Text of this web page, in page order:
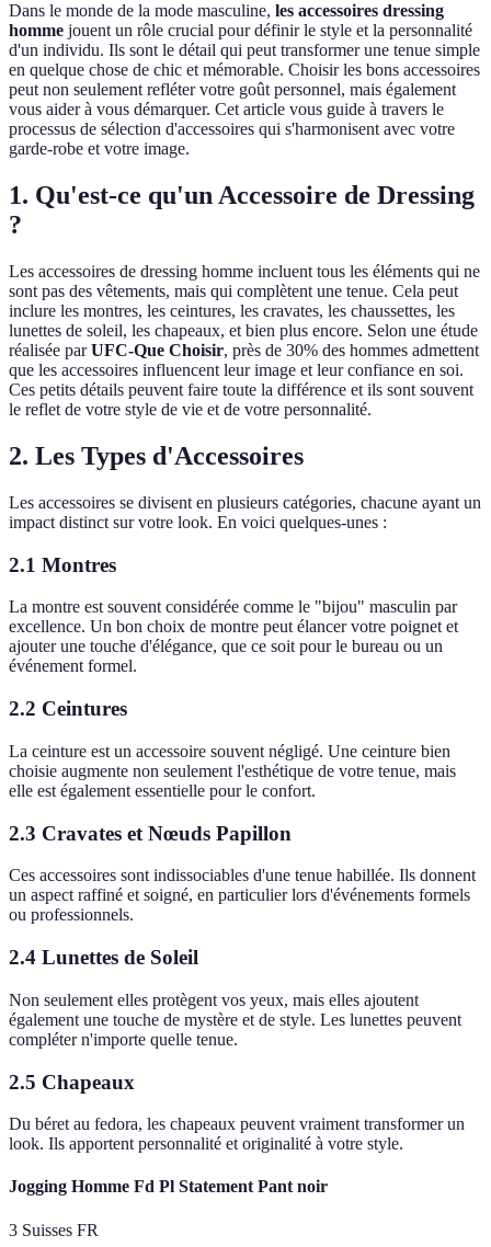
Dans le monde de la mode masculine, les accessoires dressing
homme jouent un rôle crucial pour définir le style et la personnalité
d'un individu. Ils sont le détail qui peut transformer une tenue simple
en quelque chose de chic et mémorable. Choisir les bons accessoires
peut non seulement refléter votre goût personnel, mais également
vous aider à vous démarquer. Cet article vous guide à travers le
processus de sélection d'accessoires qui s'harmonisent avec votre
garde-robe et votre image.
1. Qu'est-ce qu'un Accessoire de Dressing
?
Les accessoires de dressing homme incluent tous les éléments qui ne
sont pas des vêtements, mais qui complètent une tenue. Cela peut
inclure les montres, les ceintures, les cravates, les chaussettes, les
lunettes de soleil, les chapeaux, et bien plus encore. Selon une étude
réalisée parUFC-Que Choisir, près de 30% des hommes admettent
que les accessoires influencent leur image et leur confiance en soi.
Ces petits détails peuvent faire toute la différence et ils sont souvent
le reflet de votre style de vie et de votre personnalité.
2. Les Types d'Accessoires
Les accessoires se divisent en plusieurs catégories, chacune ayant un
impact distinct sur votre look. En voici quelques-unes :
2.1 Montres
La montre est souvent considérée comme le "bijou" masculin par
excellence. Un bon choix de montre peut élancer votre poignet et
ajouter une touche d'élégance, que ce soit pour le bureau ou un
événement formel.
2.2 Ceintures
La ceinture est un accessoire souvent négligé. Une ceinture bien
choisie augmente non seulement l'esthétique de votre tenue, mais
elle est également essentielle pour le confort.
2.3 Cravates et Nœuds Papillon
Ces accessoires sont indissociables d'une tenue habillée. Ils donnent
un aspect raffiné et soigné, en particulier lors d'événements formels
ou professionnels.
2.4 Lunettes de Soleil
Non seulement elles protègent vos yeux, mais elles ajoutent
également une touche de mystère et de style. Les lunettes peuvent
compléter n'importe quelle tenue.
2.5 Chapeaux
Du béret au fedora, les chapeaux peuvent vraiment transformer un
look. Ils apportent personnalité et originalité à votre style.
Jogging Homme Fd Pl Statement Pant noir
3 Suisses FR